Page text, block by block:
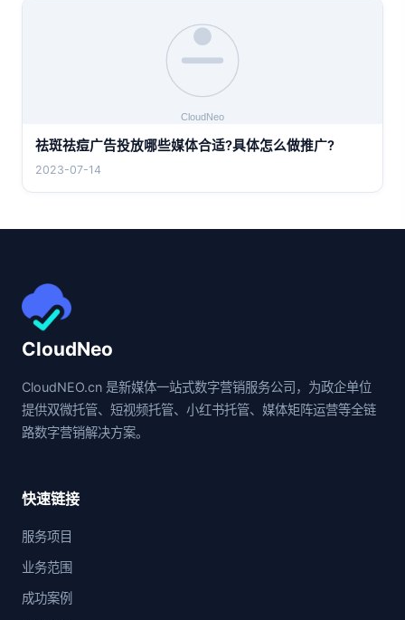
祛斑祛痘广告投放哪些媒体合适?具体怎么做推广?
2023-07-14
CloudNeo
CloudNEO.cn 是新媒体一站式数字营销服务公司，为政企单位
提供双微托管、短视频托管、小红书托管、媒体矩阵运营等全链
路数字营销解决方案。
快速链接
服务项目
业务范围
成功案例